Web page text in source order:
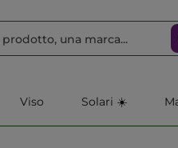
Viso Solari ☀️